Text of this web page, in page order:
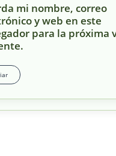
mi nombre, correo
y web en este
para la próxima